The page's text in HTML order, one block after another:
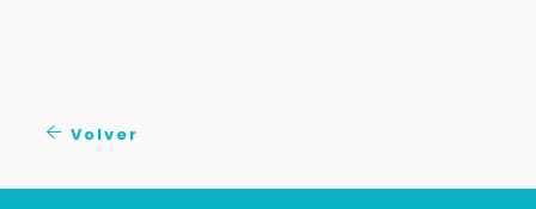
Volver